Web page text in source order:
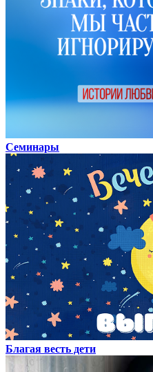
Семинары
Благая весть дети